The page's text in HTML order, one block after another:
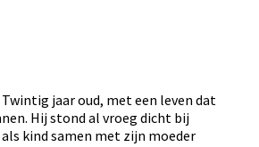
Twintig jaar oud, met een leven dat
Hij stond al vroeg dicht bij
kind samen met zijn moeder